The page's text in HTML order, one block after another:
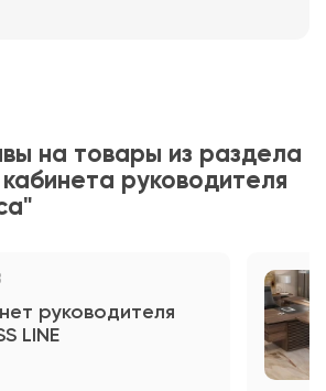
на товары из раздела
руководителя
руководителя
LINE